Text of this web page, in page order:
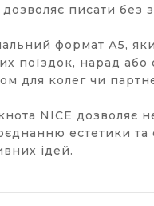
писати без
формат А5,
поїздок, нарад або
для колег чи
NICE дозволяє
естетики та
ідей.